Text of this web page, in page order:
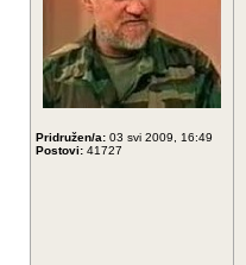
Pridružen/a: 03 svi 2009, 16:49
Postovi: 41727